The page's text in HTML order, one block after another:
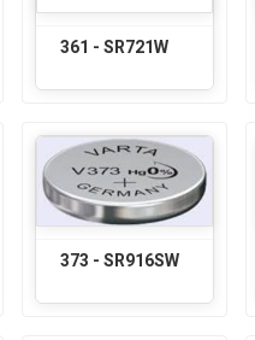
361 - SR721W
373 - SR916SW